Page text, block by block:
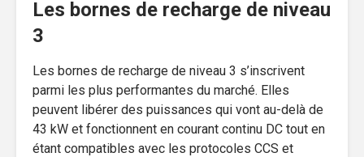
Les bornes de recharge de niveau
3
Les bornes de recharge de niveau 3 s’inscrivent
parmi les plus performantes du marché. Elles
peuvent libérer des puissances qui vont au-delà de
43 kW et fonctionnent en courant continu DC tout en
étant compatibles avec les protocoles CCS et